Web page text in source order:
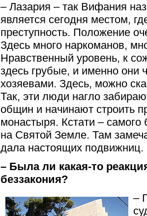
– Лазария – так Вифания
является сегодня местом,
преступность. Положение
Здесь много наркоманов,
Нравственный уровень, к
здесь грубые, и именно они
хозяевами. Здесь, можно
Так, эти люди нагло
общин и начинают строить
монастыря. Кстати – самого
на Святой Земле. Там
дала настоящих подвижниц.
– Была ли какая-то
беззакония?
–